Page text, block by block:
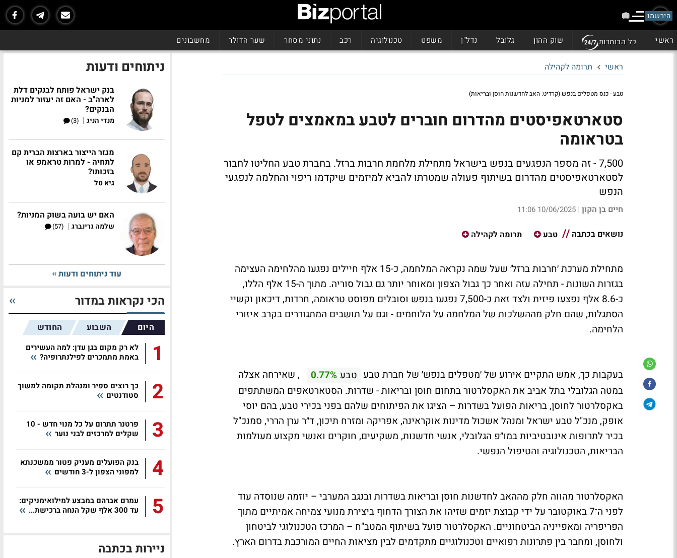
הירשמו
ראשי כל הכותרות שוק ההון גלובל נדל"ן משפט טכנולוגיה רכב נתוני מסחר שער הדולר מחשבונים
ראשי תרומה לקהילה
טבע - כנס מטפלים בנפש (קרדיט: האב לחדשנות חוסן ובריאות)
סטארטאפיסטים מהדרום חוברים לטבע במאמצים לטפל
בטראומה
7,500 - זה מספר הנפגעים בנפש בישראל מתחילת מלחמת חרבות ברזל. בחברת טבע החליטו לחבור
לסטארטאפיסטים מהדרום בשיתוף פעולה שמטרתו להביא למיזמים שיקדמו ריפוי והחלמה לנפגעי
הנפש
חיים בן הקון |
10/06/2025 11:06
נושאים בכתבה טבע תרומה לקהילה
מתחילת מערכת ׳חרבות ברזל׳ שעל שמה נקראה המלחמה, כ-15 אלף חיילים נפגעו מהלחימה העצימה
בגזרות השונות - תחילה עזה ואחר כך גבול הצפון ומאוחר יותר גם גבול סוריה. מתוך ה-15 אלף הללו,
כ-8.6 אלף נפצעו פיזית ולצד זאת כ-7,500 נפגעו בנפש וסובלים מפוסט טראומה, חרדות, דיכאון וקשיי
הסתגלות, שהם חלק מההשלכות של המלחמה על הלוחמים - וגם על תושבים המתגוררים בקרב איזורי
הלחימה.
בעקבות כך, אמש התקיים אירוע של ׳מטפלים בנפש׳ של חברת טבע טבע 0.77%
, שאירחה אצלה
במטה הגלובלי בתל אביב את האקסלרטור בתחום חוסן ובריאות - שדרות. הסטארטאפים המשתתפים
באקסלרטור לחוסן, בריאות הפועל בשדרות – הציגו את הפיתוחים שלהם בפני בכירי טבע, בהם יוסי
אופק, מנכ"ל טבע ישראל ומנהל אשכול מדינות אוקראינה, אפריקה ומזרח תיכון, ד״ר ערן הררי, סמנכ"ל
בכיר לתרופות אינובטיביות במו״פ הגלובלי, אנשי חדשנות, משקיעים, חוקרים ואנשי מקצוע מעולמות
הבריאות, הטכנולוגיה והטיפול הנפשי.
האקסלרטור מהווה חלק מההאב לחדשנות חוסן ובריאות בשדרות ובנגב המערבי – יוזמה שנוסדה עוד
לפני ה־7 באוקטובר על ידי קבוצת יזמים שזיהו את הצורך הדחוף ביצירת מנועי צמיחה אמיתיים מתוך
הפריפריה ומאפייניה הביטחוניים. האקסלרטור פועל בשיתוף המטב"ח – המרכז הטכנולוגי לביטחון
ולחוסן, ומחבר בין פתרונות רפואיים וטכנולוגיים מתקדמים לבין מציאות החיים המורכבת בדרום הארץ.
ניתוחים ודעות
בנק ישראל פותח לבנקים דלת
לארה"ב - האם זה יעזור למניות
הבנקים?
מנדי הניג |
(3)
מגזר הייצור בארצות הברית קם
לתחיה - למרות טראמפ או
בזכותו?
גיא טל
האם יש בועה בשוק המניות?
שלמה גרינברג |
(57)
עוד ניתוחים ודעות
הכי נקראות במדור
היום השבוע החודש
1
לא רק מקום בגן עדן: למה העשירים
באמת מתמכרים לפילנתרופיה?
2
כך רוצים ספיר ומנהלת תקומה למשוך
סטודנטים
3
פרטנר תתרום על כל מנוי חדש - 10
שקלים למרכזים לבני נוער
4
בנק הפועלים מעניק פטור ממשכנתא
למפוני הצפון ל-3 חודשים
5
עמרם אברהם במבצע למילואימניקים:
עד 300 אלף שקל הנחה ברכישת...
ניירות בכתבה